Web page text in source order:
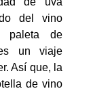
del vino
paleta de
un viaje
Así que, la
de vino